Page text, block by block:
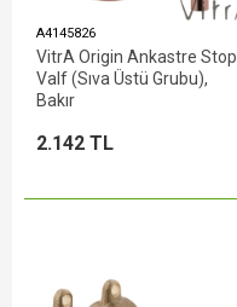
A4145826
VitrA Origin Ankastre Stop
Valf (Sıva Üstü Grubu),
Bakır
2.142 TL